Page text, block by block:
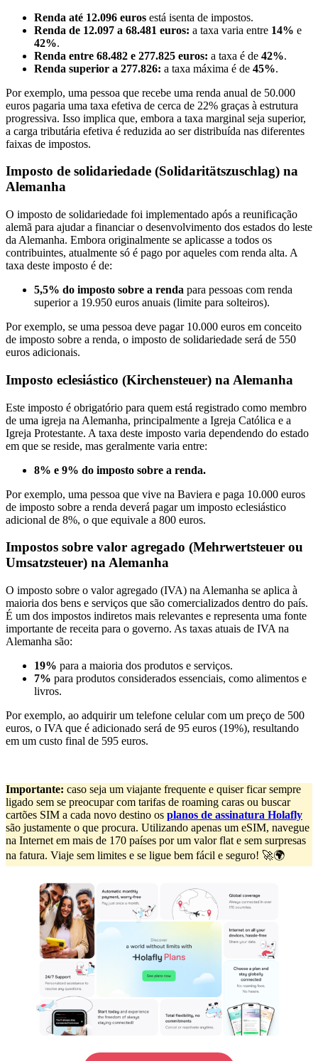
Renda até 12.096 euros está isenta de impostos.
Renda de 12.097 a 68.481 euros: a taxa varia entre 14% e
42%.
Renda entre 68.482 e 277.825 euros: a taxa é de 42%.
Renda superior a 277.826: a taxa máxima é de 45%.
Por exemplo, uma pessoa que recebe uma renda anual de 50.000
euros pagaria uma taxa efetiva de cerca de 22% graças à estrutura
progressiva. Isso implica que, embora a taxa marginal seja superior,
a carga tributária efetiva é reduzida ao ser distribuída nas diferentes
faixas de impostos.
Imposto de solidariedade (Solidaritätszuschlag) na
Alemanha
O imposto de solidariedade foi implementado após a reunificação
alemã para ajudar a financiar o desenvolvimento dos estados do leste
da Alemanha. Embora originalmente se aplicasse a todos os
contribuintes, atualmente só é pago por aqueles com renda alta. A
taxa deste imposto é de:
5,5% do imposto sobre a renda para pessoas com renda
superior a 19.950 euros anuais (limite para solteiros).
Por exemplo, se uma pessoa deve pagar 10.000 euros em conceito
de imposto sobre a renda, o imposto de solidariedade será de 550
euros adicionais.
Imposto eclesiástico (Kirchensteuer) na Alemanha
Este imposto é obrigatório para quem está registrado como membro
de uma igreja na Alemanha, principalmente a Igreja Católica e a
Igreja Protestante. A taxa deste imposto varia dependendo do estado
em que se reside, mas geralmente varia entre:
8% e 9% do imposto sobre a renda.
Por exemplo, uma pessoa que vive na Baviera e paga 10.000 euros
de imposto sobre a renda deverá pagar um imposto eclesiástico
adicional de 8%, o que equivale a 800 euros.
Impostos sobre valor agregado (Mehrwertsteuer ou
Umsatzsteuer) na Alemanha
O imposto sobre o valor agregado (IVA) na Alemanha se aplica à
maioria dos bens e serviços que são comercializados dentro do país.
É um dos impostos indiretos mais relevantes e representa uma fonte
importante de receita para o governo. As taxas atuais de IVA na
Alemanha são:
19% para a maioria dos produtos e serviços.
7% para produtos considerados essenciais, como alimentos e
livros.
Por exemplo, ao adquirir um telefone celular com um preço de 500
euros, o IVA que é adicionado será de 95 euros (19%), resultando
em um custo final de 595 euros.
Importante: caso seja um viajante frequente e quiser ficar sempre
ligado sem se preocupar com tarifas de roaming caras ou buscar
cartões SIM a cada novo destino os planos de assinatura Holafly
são justamente o que procura. Utilizando apenas um eSIM, navegue
na Internet em mais de 170 países por um valor flat e sem surpresas
na fatura. Viaje sem limites e se ligue bem fácil e seguro! 🚀🌍